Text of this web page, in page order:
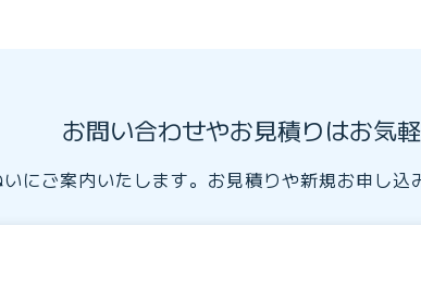
お問い合わせやお見積りはお気
にご案内いたします。お見積りや新規お申し込